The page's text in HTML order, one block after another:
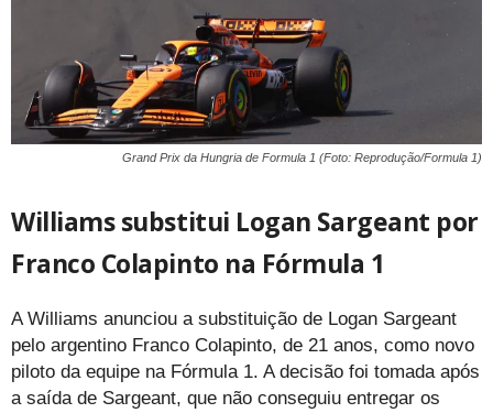
Grand Prix da Hungria de Formula 1 (Foto: Reprodução/Formula 1)
Williams substitui Logan Sargeant por
Franco Colapinto na Fórmula 1
A Williams anunciou a substituição de Logan Sargeant
pelo argentino Franco Colapinto, de 21 anos, como novo
piloto da equipe na Fórmula 1. A decisão foi tomada após
a saída de Sargeant, que não conseguiu entregar os